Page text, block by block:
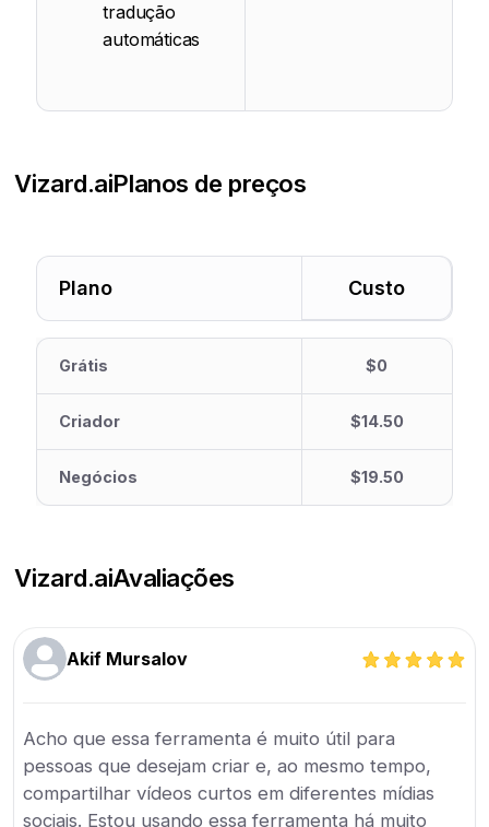
tradução
automáticas
Vizard.aiPlanos de preços
Plano Custo
Grátis $0
Criador $14.50
Negócios $19.50
Vizard.aiAvaliações
Akif Mursalov
Acho que essa ferramenta é muito útil para
pessoas que desejam criar e, ao mesmo tempo,
compartilhar vídeos curtos em diferentes mídias
sociais. Estou usando essa ferramenta há muito